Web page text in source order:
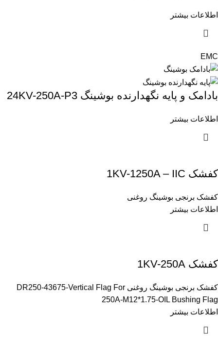
اطلاعات بیشتر
EMC
بادامک و پایه نگهدارنده بوشینگ 24KV-250A-P3
اطلاعات بیشتر
کفشک 1KV-1250A – IIC
کفشک برنجی بوشینگ روغنی
اطلاعات بیشتر
کفشک 1KV-250A
کفشک برنجی بوشینگ روغنی DR250-43675-Vertical Flag For
250A-M12*1.75-OIL Bushing Flag
اطلاعات بیشتر